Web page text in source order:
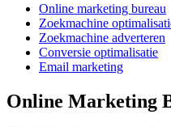
Online marketing bureau
Zoekmachine
Zoekmachine adverteren
Conversie optimalisatie
Email marketing
Online Marketing